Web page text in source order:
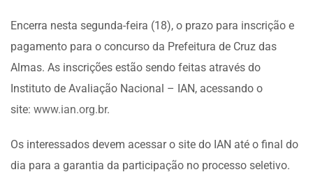
Encerra nesta segunda-feira (18), o prazo para inscrição e
pagamento para o concurso da Prefeitura de Cruz das
Almas. As inscrições estão sendo feitas através do
Instituto de Avaliação Nacional – IAN, acessando o
site: www.ian.org.br.
Os interessados devem acessar o site do IAN até o final do
dia para a garantia da participação no processo seletivo.